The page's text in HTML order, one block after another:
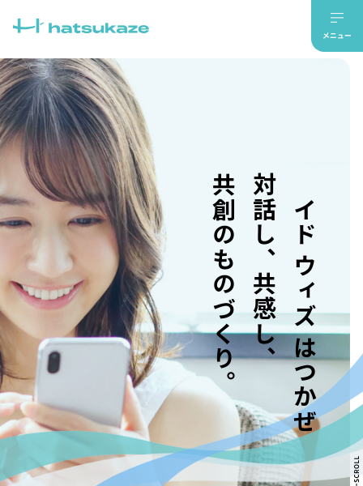
メイド ウィズ はつかぜ
対話し、共感し、
共創のものづくり。